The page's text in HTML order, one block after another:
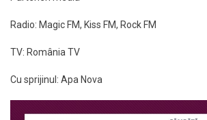
Radio: Magic FM, Kiss FM, Rock FM
TV: România TV
Cu sprijinul: Apa Nova